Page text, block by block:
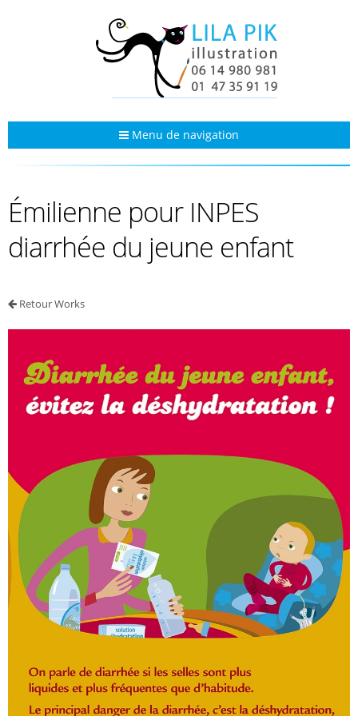
Menu de navigation
Émilienne pour INPES
diarrhée du jeune enfant
Retour Works